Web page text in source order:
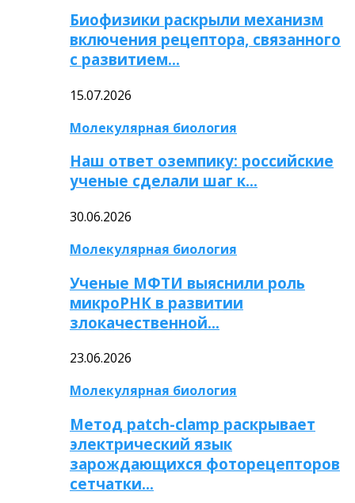
Биофизики раскрыли механизм
включения рецептора, связанного
с развитием…
15.07.2026
Молекулярная биология
Наш ответ оземпику: российские
ученые сделали шаг к…
30.06.2026
Молекулярная биология
Ученые МФТИ выяснили роль
микроРНК в развитии
злокачественной…
23.06.2026
Молекулярная биология
Метод patch-clamp раскрывает
электрический язык
зарождающихся фоторецепторов
сетчатки…